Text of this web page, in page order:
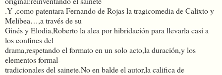
.Y ,como patentara Fernando de Rojas la tragicomedia de Calixto y
Melibea…,a través de su
Ginés y Elodia,Roberto la alea por hibridación para llevarla casi a
los confines del
drama,respetando el formato en un solo acto,la duración,y los
elementos formal-
tradicionales del sainete.No en balde el autor,la califica de